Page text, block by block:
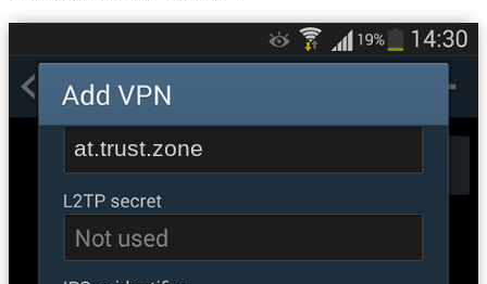
at.trust.zone